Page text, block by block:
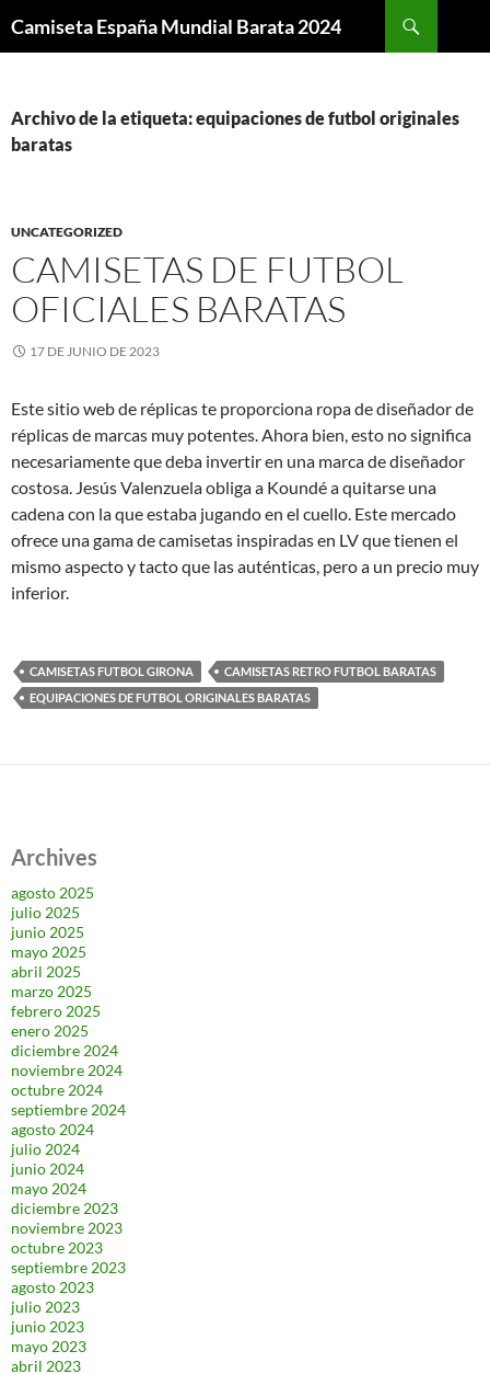
Camiseta España Mundial Barata 2024
Archivo de la etiqueta: equipaciones de futbol originales
baratas
UNCATEGORIZED
CAMISETAS DE FUTBOL
OFICIALES BARATAS
17 DE JUNIO DE 2023
Este sitio web de réplicas te proporciona ropa de diseñador de
réplicas de marcas muy potentes. Ahora bien, esto no significa
necesariamente que deba invertir en una marca de diseñador
costosa. Jesús Valenzuela obliga a Koundé a quitarse una
cadena con la que estaba jugando en el cuello. Este mercado
ofrece una gama de camisetas inspiradas en LV que tienen el
mismo aspecto y tacto que las auténticas, pero a un precio muy
inferior.
CAMISETAS FUTBOL GIRONA
CAMISETAS RETRO FUTBOL BARATAS
EQUIPACIONES DE FUTBOL ORIGINALES BARATAS
Archives
agosto 2025
julio 2025
junio 2025
mayo 2025
abril 2025
marzo 2025
febrero 2025
enero 2025
diciembre 2024
noviembre 2024
octubre 2024
septiembre 2024
agosto 2024
julio 2024
junio 2024
mayo 2024
diciembre 2023
noviembre 2023
octubre 2023
septiembre 2023
agosto 2023
julio 2023
junio 2023
mayo 2023
abril 2023